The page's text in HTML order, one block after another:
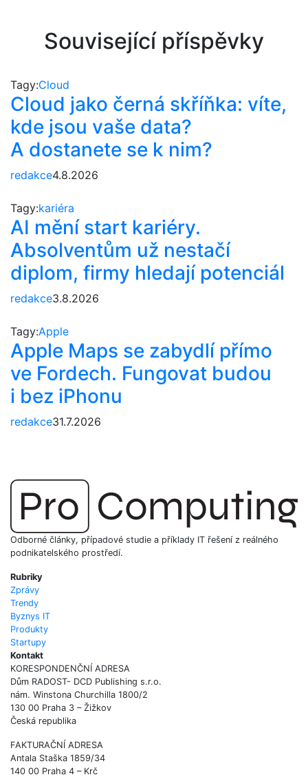
Související příspěvky
Tagy:Cloud
Cloud jako černá skříňka: víte,
kde jsou vaše data?
A dostanete se k nim?
redakce4.8.2026
Tagy:kariéra
AI mění start kariéry.
Absolventům už nestačí
diplom, firmy hledají potenciál
redakce3.8.2026
Tagy:Apple
Apple Maps se zabydlí přímo
ve Fordech. Fungovat budou
i bez iPhonu
redakce31.7.2026
Odborné články, případové studie a příklady IT řešení z reálného
podnikatelského prostředí.
Rubriky
Zprávy
Trendy
Byznys IT
Produkty
Startupy
Kontakt
KORESPONDENČNÍ ADRESA
Dům RADOST- DCD Publishing s.r.o.
nám. Winstona Churchilla 1800/2
130 00 Praha 3 – Žižkov
Česká republika
FAKTURAČNÍ ADRESA
Antala Staška 1859/34
140 00 Praha 4 – Krč